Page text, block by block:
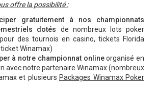
offre la possibilité :
gratuitement à nos championnats
dotés de nombreux lots poker
des tournois en casino, tickets Florida
ticket Winamax)
à notre championnat onlineorganisé en
avec notre partenaire Winamax (nombreux
et plusieurs Packages Winamax Poker